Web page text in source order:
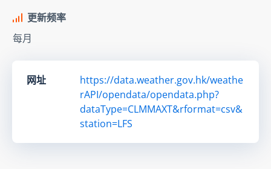
更新频率
每月
网址
https://data.weather.gov.hk/weathe
rAPI/opendata/opendata.php?
dataType=CLMMAXT&rformat=csv&
station=LFS